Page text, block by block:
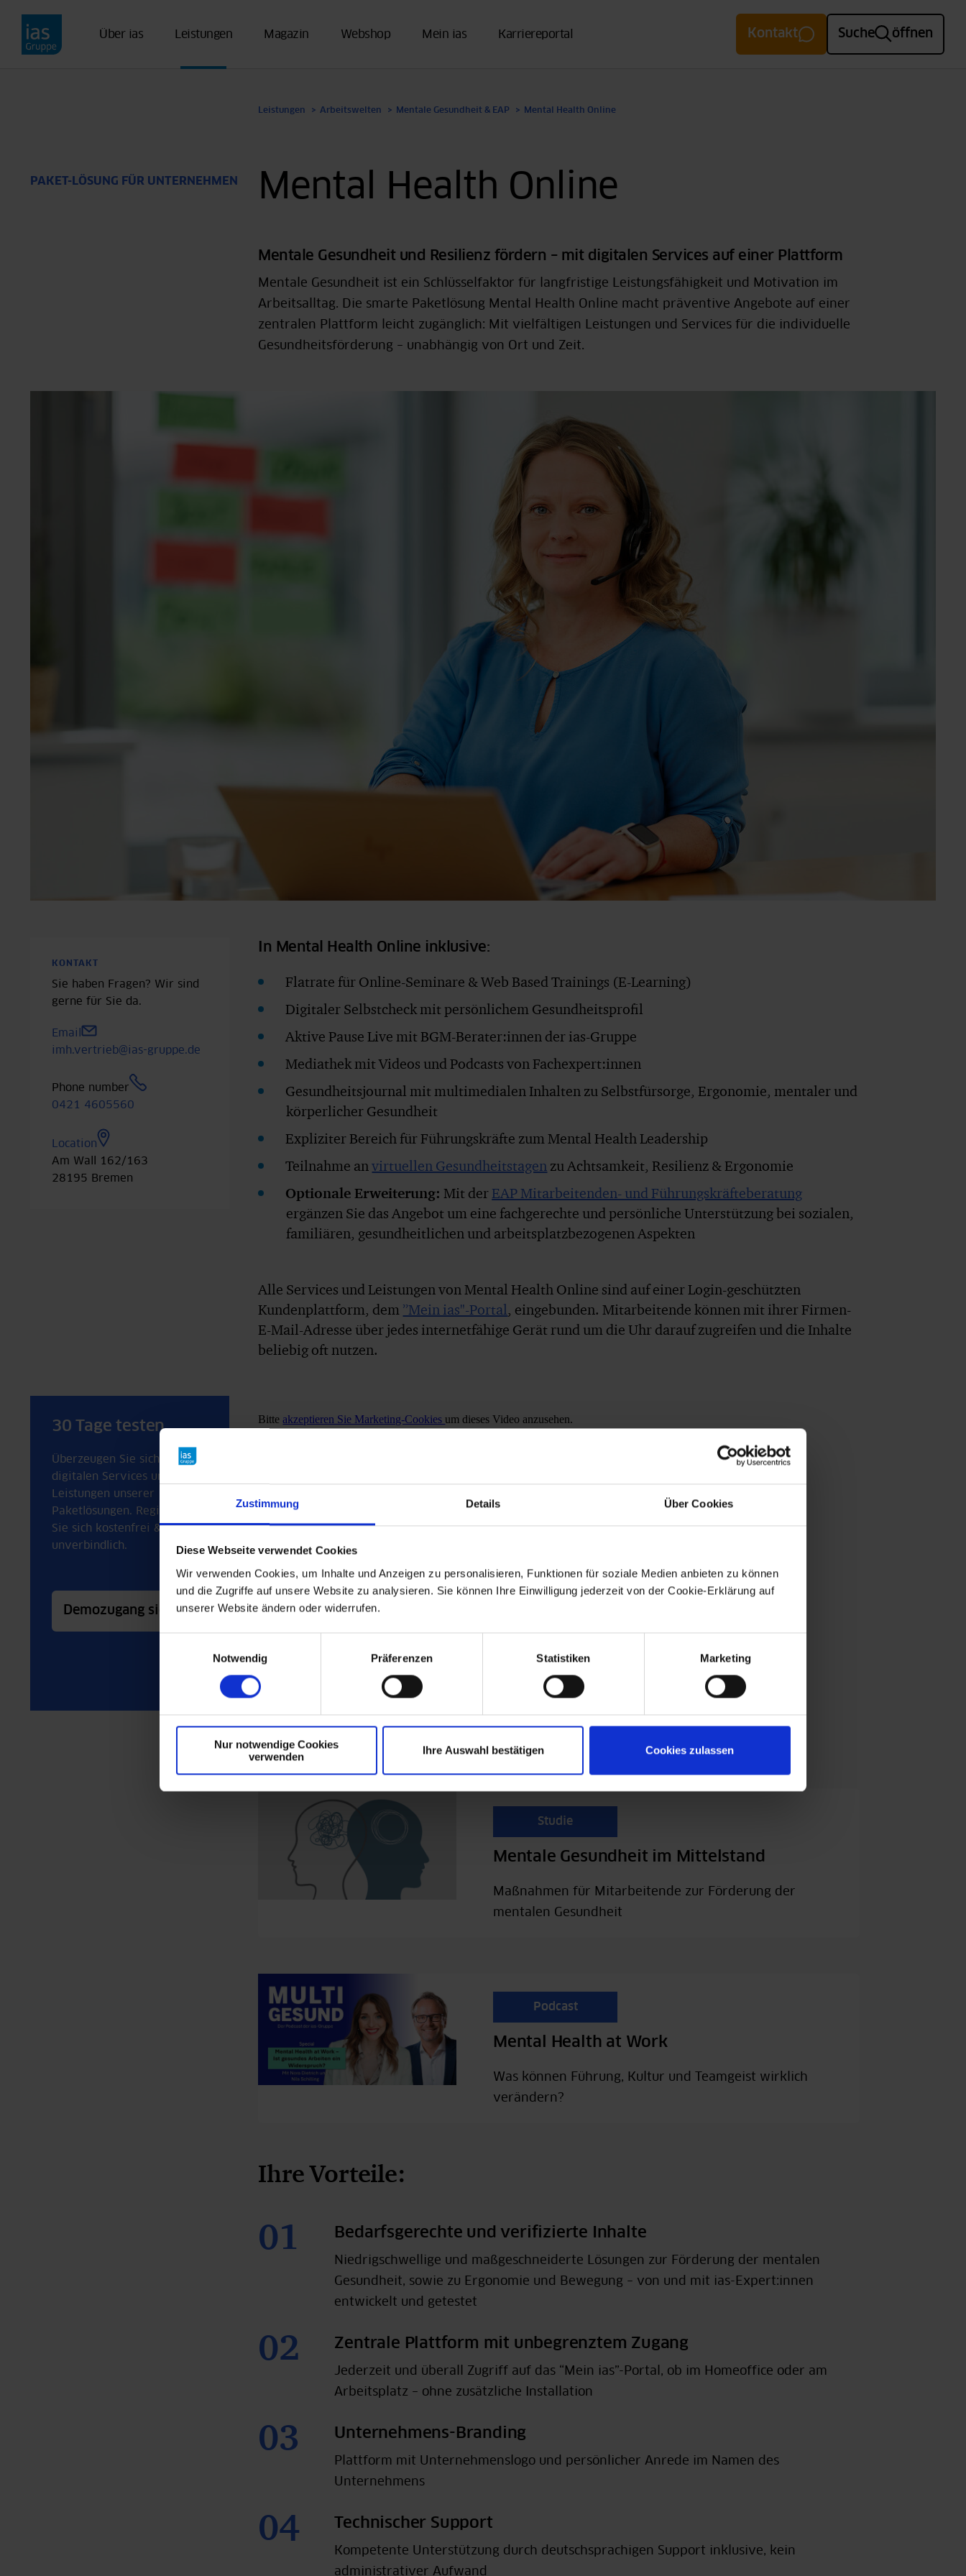
Zustimmung Details Über Cookies
Diese Webseite verwendet Cookies
Wir verwenden Cookies, um Inhalte und Anzeigen zu personalisieren, Funktionen für soziale Medien anbieten zu können
und die Zugriffe auf unsere Website zu analysieren. Sie können Ihre Einwilligung jederzeit von der Cookie-Erklärung auf
unserer Website ändern oder widerrufen.
Notwendig
Präferenzen Statistiken Marketing
Nur notwendige Cookies
verwenden
Ihre Auswahl bestätigen Cookies zulassen
Direkt zum Inhalt
Über ias Leistungen Magazin Webshop Mein ias Karriereportal Kontakt Suche öffnen
Leistungen Arbeitswelten Mentale Gesundheit & EAP Mental Health Online
Mental Health Online
PAKET-LÖSUNG FÜR UNTERNEHMEN
Mentale Gesundheit und Resilienz fördern – mit digitalen Services auf einer Plattform
Mentale Gesundheit ist ein Schlüsselfaktor für langfristige Leistungsfähigkeit und Motivation im
Arbeitsalltag. Die smarte Paketlösung Mental Health Online macht präventive Angebote auf einer
zentralen Plattform leicht zugänglich: Mit vielfältigen Leistungen und Services für die individuelle
Gesundheitsförderung – unabhängig von Ort und Zeit.
KONTAKT
Sie haben Fragen? Wir sind
gerne für Sie da.
Email
imh.vertrieb@ias-gruppe.de
Phone number
0421 4605560
Location
Am Wall 162/163
28195 Bremen
In Mental Health Online inklusive:
Flatrate für Online-Seminare & Web Based Trainings (E-Learning)
Digitaler Selbstcheck mit persönlichem Gesundheitsprofil
Aktive Pause Live mit BGM-Berater:innen der ias-Gruppe
Mediathek mit Videos und Podcasts von Fachexpert:innen
Gesundheitsjournal mit multimedialen Inhalten zu Selbstfürsorge, Ergonomie, mentaler und
körperlicher Gesundheit
Expliziter Bereich für Führungskräfte zum Mental Health Leadership
Teilnahme anvirtuellen Gesundheitstagen zu Achtsamkeit, Resilienz & Ergonomie
Optionale Erweiterung: Mit der EAP Mitarbeitenden- und Führungskräfteberatung
ergänzen Sie das Angebot um eine fachgerechte und persönliche Unterstützung bei sozialen,
familiären, gesundheitlichen und arbeitsplatzbezogenen Aspekten
Alle Services und Leistungen von Mental Health Online sind auf einer Login-geschützten
Kundenplattform, dem ”Mein ias"-Portal, eingebunden. Mitarbeitende können mit ihrer Firmen-
E-Mail-Adresse über jedes internetfähige Gerät rund um die Uhr darauf zugreifen und die Inhalte
beliebig oft nutzen.
30 Tage testen
Überzeugen Sie sich von den
digitalen Services und
Leistungen unserer
Paketlösungen. Registrieren
Sie sich kostenfrei &
unverbindlich.
Demozugang sichern
Bitteakzeptieren Sie Marketing-Cookies um dieses Video anzusehen.
Studie
Mentale Gesundheit im Mittelstand
Maßnahmen für Mitarbeitende zur Förderung der
mentalen Gesundheit
Podcast
Mental Health at Work
Was können Führung, Kultur und Teamgeist wirklich
verändern?
Ihre Vorteile:
Bedarfsgerechte und verifizierte Inhalte
Niedrigschwellige und maßgeschneiderte Lösungen zur Förderung der mentalen
Gesundheit, sowie zu Ergonomie und Bewegung – von und mit ias-Expert:innen
entwickelt und getestet
Zentrale Plattform mit unbegrenztem Zugang
Jederzeit und überall Zugriff auf das “Mein ias”-Portal, ob im Homeoffice oder am
Arbeitsplatz – ohne zusätzliche Installation
Unternehmens-Branding
Plattform mit Unternehmenslogo und persönlicher Anrede im Namen des
Unternehmens
Technischer Support
Kompetente Unterstützung durch deutschsprachigen Support inklusive, kein
administrativer Aufwand